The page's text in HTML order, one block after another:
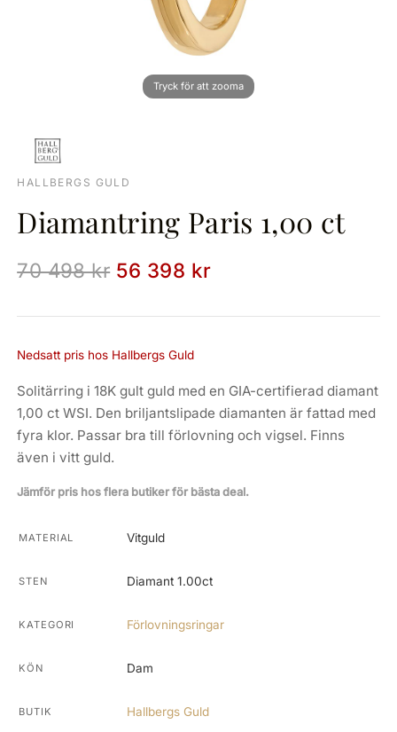
HALLBERGS GULD
Diamantring Paris 1,00 ct
70 498 kr 56 398 kr
Nedsatt pris hos Hallbergs Guld
Solitärring i 18K gult guld med en GIA-certifierad diamant
1,00 ct WSI. Den briljantslipade diamanten är fattad med
fyra klor. Passar bra till förlovning och vigsel. Finns
även i vitt guld.
Jämför pris hos flera butiker för bästa deal.
MATERIAL Vitguld
STEN Diamant 1.00ct
KATEGORI Förlovningsringar
KÖN Dam
BUTIK Hallbergs Guld